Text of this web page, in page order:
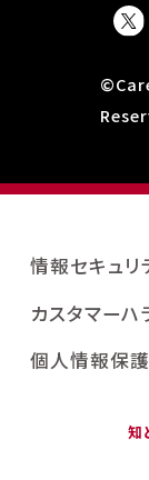
知
情報セキュリ
カスタマーハ
個人情報保